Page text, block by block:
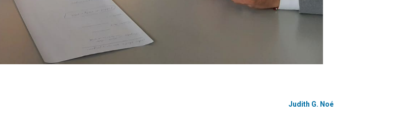
Judith G. Noé